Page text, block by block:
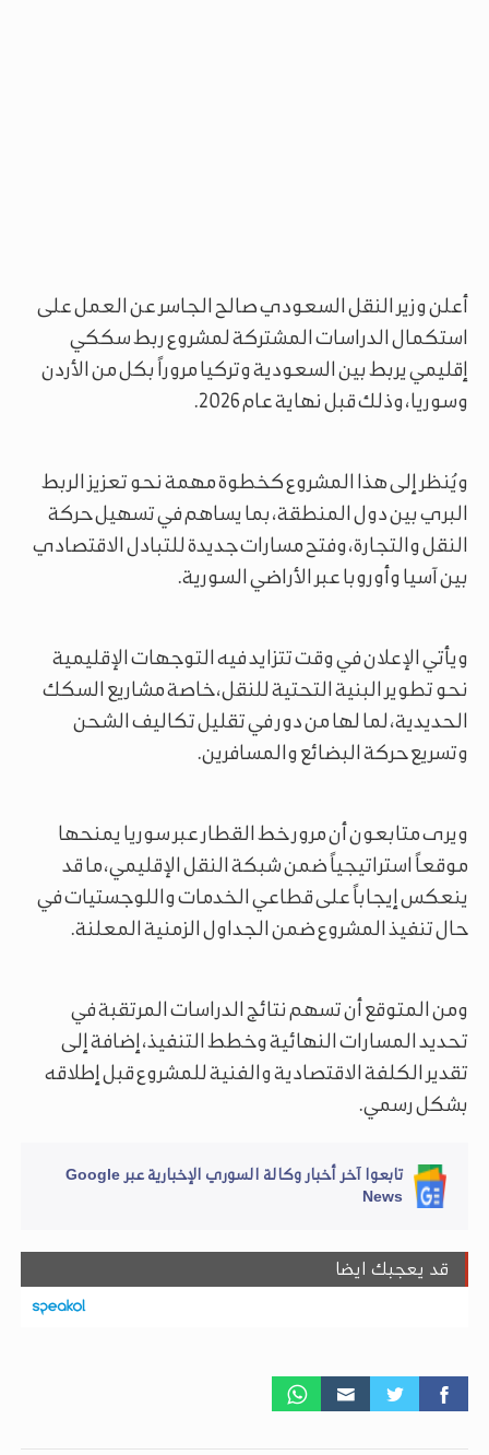
أعلن وزير النقل السعودي صالح الجاسر عن العمل على
استكمال الدراسات المشتركة لمشروع ربط سككي
إقليمي يربط بين السعودية وتركيا مروراً بكل من الأردن
وسوريا، وذلك قبل نهاية عام 2026.
ويُنظر إلى هذا المشروع كخطوة مهمة نحو تعزيز الربط
البري بين دول المنطقة، بما يساهم في تسهيل حركة
النقل والتجارة، وفتح مسارات جديدة للتبادل الاقتصادي
بين آسيا وأوروبا عبر الأراضي السورية.
ويأتي الإعلان في وقت تتزايد فيه التوجهات الإقليمية
نحو تطوير البنية التحتية للنقل، خاصة مشاريع السكك
الحديدية، لما لها من دور في تقليل تكاليف الشحن
وتسريع حركة البضائع والمسافرين.
ويرى متابعون أن مرور خط القطار عبر سوريا يمنحها
موقعاً استراتيجياً ضمن شبكة النقل الإقليمي، ما قد
ينعكس إيجاباً على قطاعي الخدمات واللوجستيات في
حال تنفيذ المشروع ضمن الجداول الزمنية المعلنة.
ومن المتوقع أن تسهم نتائج الدراسات المرتقبة في
تحديد المسارات النهائية وخطط التنفيذ، إضافة إلى
تقدير الكلفة الاقتصادية والفنية للمشروع قبل إطلاقه
بشكل رسمي.
تابعوا آخر أخبار وكالة السوري الإخبارية عبر Google
News
قد يعجبك ايضا